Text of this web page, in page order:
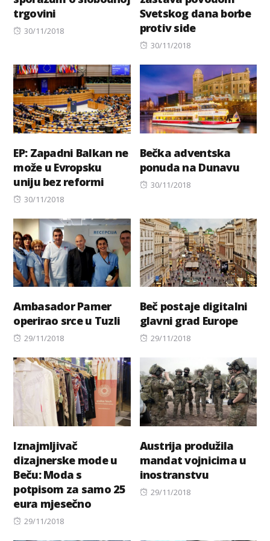
trgovini
Posted
30/11/2018
Svetskog dana borbe
protiv side
Posted
30/11/2018
EP: Zapadni Balkan ne
može u Evropsku
uniju bez reformi
Posted
30/11/2018
Bečka adventska
ponuda na Dunavu
Posted
30/11/2018
Ambasador Pamer
operirao srce u Tuzli
Posted
29/11/2018
Beč postaje digitalni
glavni grad Europe
Posted
29/11/2018
Iznajmljivač
dizajnerske mode u
Beču: Moda s
potpisom za samo 25
eura mjesečno
Posted
29/11/2018
Austrija produžila
mandat vojnicima u
inostranstvu
Posted
29/11/2018